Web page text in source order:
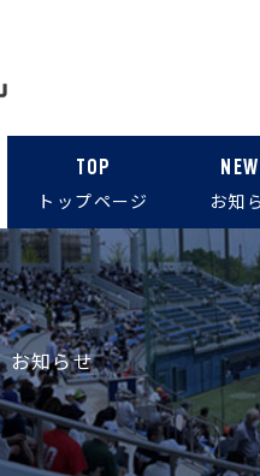
TOP
トップページ お知
お知らせ